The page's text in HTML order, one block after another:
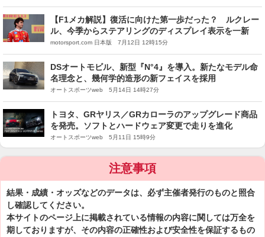
【F1メカ解説】復活に向けた第一歩だった？ ルクレー
ル、今季からステアリングのディスプレイ表示を一新
motorsport.com 日本版 7月12日 12時15分
DSオートモビル、新型『N°4』を導入。新たなモデル命
名理念と、幾何学的造形の新フェイスを採用
オートスポーツweb 5月14日 14時27分
トヨタ、GRヤリス／GRカローラのアップグレード商品
を発売。ソフトとハードウェア変更で走りを進化
オートスポーツweb 5月11日 15時9分
注意事項
結果・成績・オッズなどのデータは、必ず主催者発行のものと照合
し確認してください。
本サイトのページ上に掲載されている情報の内容に関しては万全を
期しておりますが、その内容の正確性および安全性を保証するもの